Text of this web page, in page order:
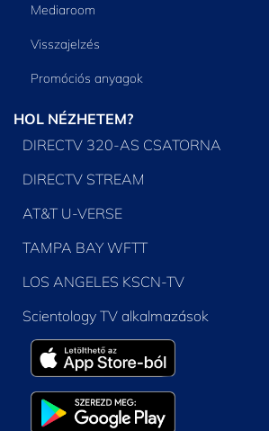
Mediaroom
Visszajelzés
Promóciós anyagok
HOL NÉZHETEM?
DIRECTV 320-AS CSATORNA
DIRECTV STREAM
AT&T U-VERSE
TAMPA BAY WFTT
LOS ANGELES KSCN-TV
Scientology TV alkalmazások